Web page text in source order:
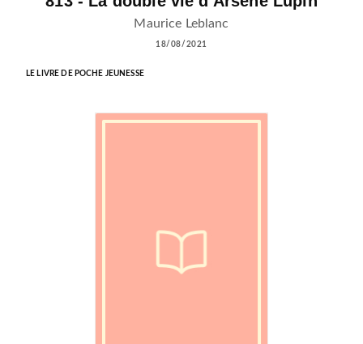
Maurice Leblanc
18/08/2021
LE LIVRE DE POCHE JEUNESSE